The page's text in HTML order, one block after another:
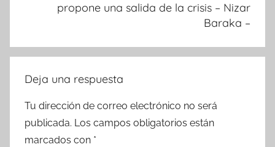
propone una salida de la crisis – Nizar
Baraka –
Deja una respuesta
Tu dirección de correo electrónico no será
publicada. Los campos obligatorios están
marcados con *